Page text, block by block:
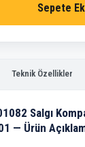
Teknik Özellikler
Salgı
— Ürün
Sepete